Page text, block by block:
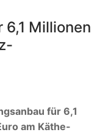
Millionen
für 6,1
am Käthe-